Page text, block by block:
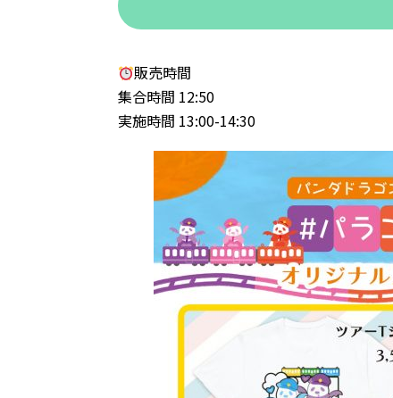
販売時間
集合時間 12:50
実施時間 13:00-14:30